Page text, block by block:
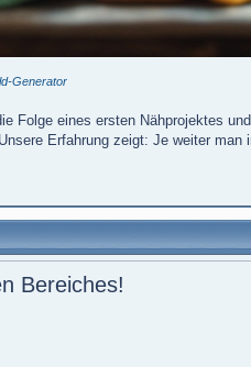
Generator
Folge eines ersten Nähprojektes
Erfahrung zeigt: Je weiter
Bereiches!